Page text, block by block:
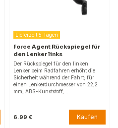
Lieferzeit 5 Tagen
Force Agent Rückspiegel für
den Lenker links
Der Rückspiegel für den linken
Lenker beim Radfahren erhöht die
Sicherheit während der Fahrt; für
einen Lenkerdurchmesser von 22,2
mm, ABS-Kunststoff,…
6.99 € Kaufen